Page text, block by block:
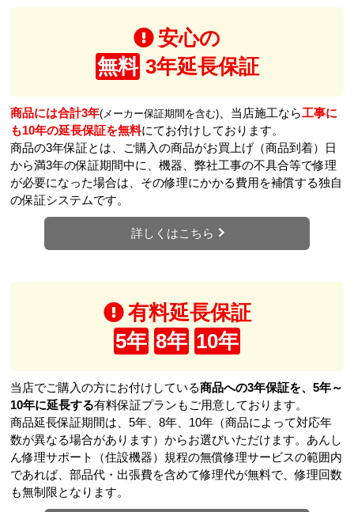
安心の
無料 3年延長保証
商品には合計3年(メーカー保証期間を含む) 、当店施工なら工事に
も10年の延長保証を無料にてお付けしております。
商品の3年保証とは、ご購入の商品がお買上げ（商品到着）日
から満3年の保証期間中に、機器、弊社工事の不具合等で修理
が必要になった場合は、その修理にかかる費用を補償する独自
の保証システムです。
詳しくはこちら
有料延長保証
5年 8年 10年
当店でご購入の方にお付けしている商品への3年保証を、5年～
10年に延長する有料保証プランもご用意しております。
商品延長保証期間は、5年、8年、10年（商品によって対応年
数が異なる場合があります）からお選びいただけます。あんし
ん修理サポート（住設機器）規程の無償修理サービスの範囲内
であれば、部品代・出張費を含めて修理代が無料で、修理回数
も無制限となります。